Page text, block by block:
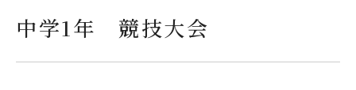
中学1年 競技大会